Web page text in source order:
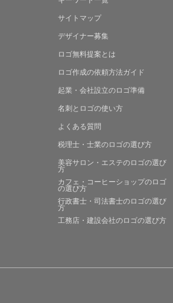
サイトマップ
デザイナー募集
ロゴ無料提案とは
ロゴ作成の依頼方法ガイド
起業・会社設立のロゴ準備
名刺とロゴの使い方
よくある質問
税理士・士業のロゴの選び方
美容サロン・エステのロゴの選び
方
カフェ・コーヒーショップのロゴ
の選び方
行政書士・司法書士のロゴの選び
方
工務店・建設会社のロゴの選び方